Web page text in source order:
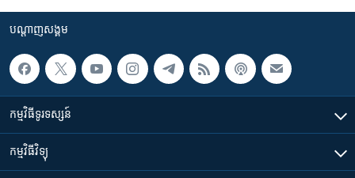
បណ្តាញ​សង្គម
កម្មវិធី​ទូរទស្សន៍
កម្មវិធី​វិទ្យុ